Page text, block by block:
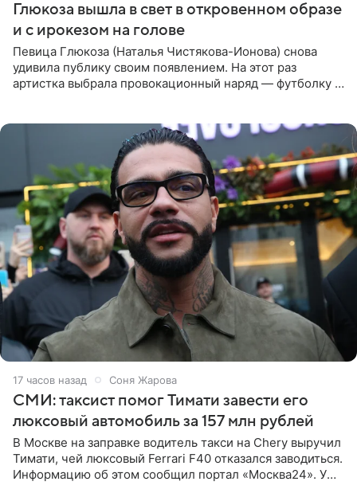
Глюкоза вышла в свет в откровенном образе
и с ирокезом на голове
Певица Глюкоза (Наталья Чистякова-Ионова) снова
удивила публику своим появлением. На этот раз
артистка выбрала провокационный наряд — футболку с
17 часов назад Соня Жарова
СМИ: таксист помог Тимати завести его
люксовый автомобиль за 157 млн рублей
В Москве на заправке водитель такси на Chery выручил
Тимати, чей люксовый Ferrari F40 отказался заводиться.
Информацию об этом сообщил портал «Москва24». У